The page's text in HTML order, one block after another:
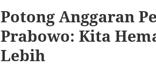
Potong Anggaran
Prabowo: Kita
Lebih